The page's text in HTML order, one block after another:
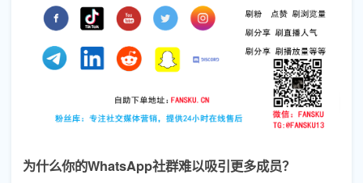
为什么你的WhatsApp社群难以吸引更多成员？